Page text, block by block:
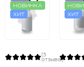
НОВИНКА
ХИТ
(3
отзыва)
ХИТ